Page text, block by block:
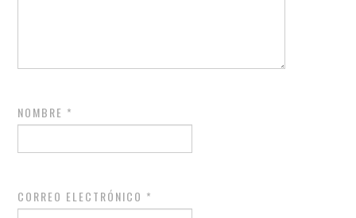
NOMBRE *
CORREO ELECTRÓNICO *